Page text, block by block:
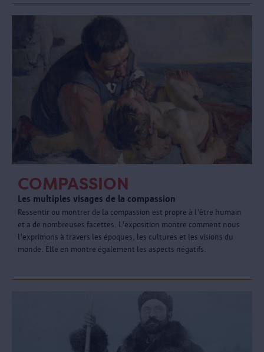
COMPASSION
Les multiples visages de la compassion
Ressentir ou montrer de la compassion est propre à l'être humain
et a de nombreuses facettes. L'exposition montre comment nous
l'exprimons à travers les époques, les cultures et les visions du
monde. Elle en montre également les aspects négatifs.